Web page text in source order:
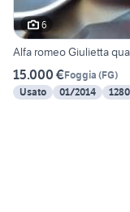
6
Alfa romeo Giulietta
15.000 €Foggia (FG)
Usato
01/2014